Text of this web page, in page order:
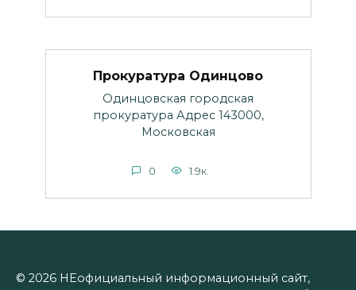
Прокуратура Одинцово
Одинцовская городская
прокуратура Адрес 143000,
Московская
0 1.9к.
© 2026 НЕофициальный информационный сайт,